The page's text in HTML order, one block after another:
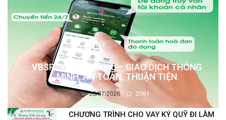
VBSP Smart Banking – GIAO DỊCH THÔNG
MINH, AN TOÀN, THUẬN TIỆN
28/07/2026 2091
CHƯƠNG TRÌNH CHO VAY KÝ QUỸ ĐI LÀM